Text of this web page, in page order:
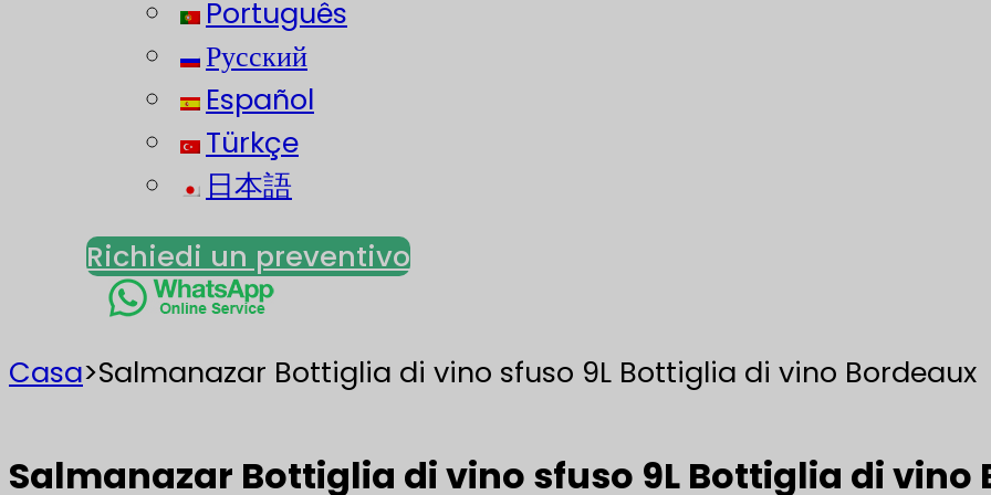
Português
Русский
Español
Türkçe
日本語
Richiedi un preventivo
Casa>Salmanazar Bottiglia di vino sfuso 9L Bottiglia di vino Bordeaux
Salmanazar Bottiglia di vino sfuso 9L Bottiglia di vino